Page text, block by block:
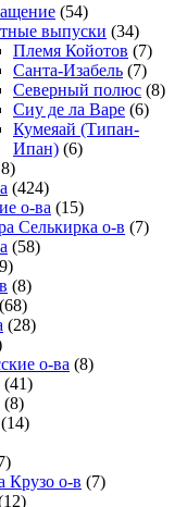
(54)
выпуски (34)
Племя Койотов (7)
Санта-Изабель (7)
Северный полюс (8)
Сиу де ла Варе (6)
Кумеяай (Типан-
Ипан) (6)
(424)
о-ва (15)
Селькирка о-в (7)
(58)
(8)
(68)
(28)
о-ва (8)
(41)
(8)
(14)
Крузо о-в (7)